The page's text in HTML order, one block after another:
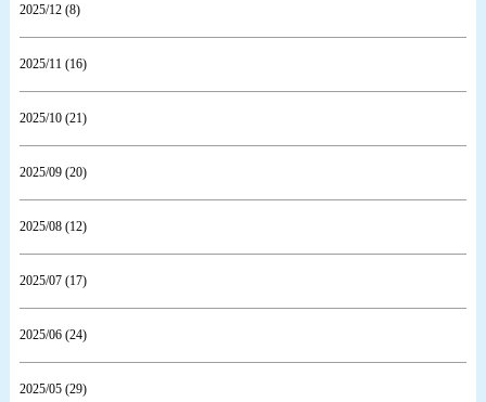
2025/12 (8)
2025/11 (16)
2025/10 (21)
2025/09 (20)
2025/08 (12)
2025/07 (17)
2025/06 (24)
2025/05 (29)